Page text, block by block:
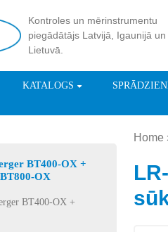
Kontroles un mērinstrumentu
piegādātājs Latvijā, Igaunijā un
Lietuvā.
KATALOGS
BT400-OX +
BT800-OX
BT400-OX +
Home